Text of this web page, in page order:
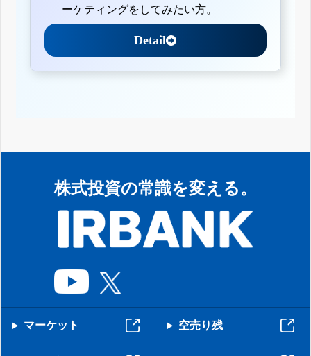
ーケティングをしてみたい方。
Detail
株式投資の常識を変える。
マーケット 空売り残